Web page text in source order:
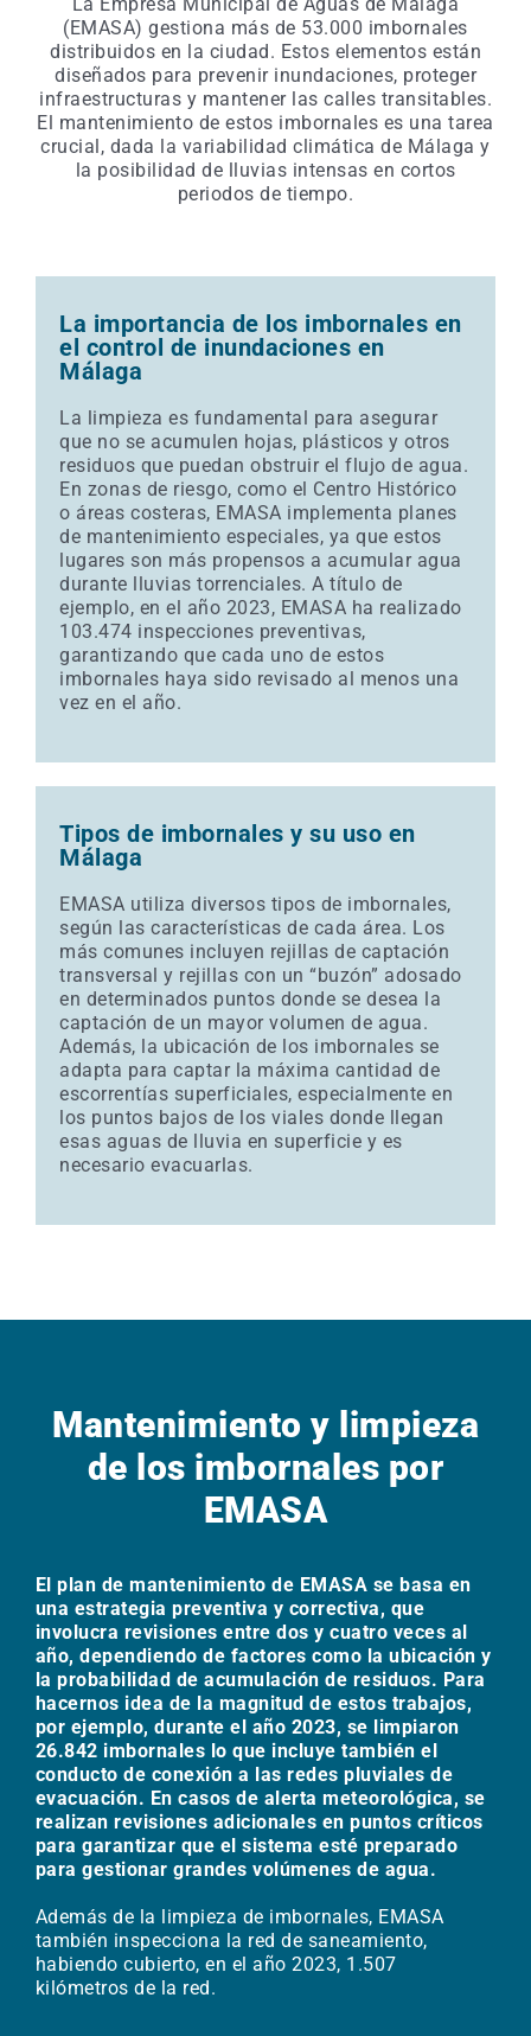
(EMASA) gestiona más de 53.000 imbornales
distribuidos en la ciudad. Estos elementos están
diseñados para prevenir inundaciones, proteger
infraestructuras y mantener las calles transitables.
El mantenimiento de estos imbornales es una tarea
crucial, dada la variabilidad climática de Málaga y
la posibilidad de lluvias intensas en cortos
periodos de tiempo.
La importancia de los imbornales en
el control de inundaciones en
Málaga
La limpieza es fundamental para asegurar
que no se acumulen hojas, plásticos y otros
residuos que puedan obstruir el flujo de agua.
En zonas de riesgo, como el Centro Histórico
o áreas costeras, EMASA implementa planes
de mantenimiento especiales, ya que estos
lugares son más propensos a acumular agua
durante lluvias torrenciales. A título de
ejemplo, en el año 2023, EMASA ha realizado
103.474 inspecciones preventivas,
garantizando que cada uno de estos
imbornales haya sido revisado al menos una
vez en el año.
Tipos de imbornales y su uso en
Málaga
EMASA utiliza diversos tipos de imbornales,
según las características de cada área. Los
más comunes incluyen rejillas de captación
transversal y rejillas con un “buzón” adosado
en determinados puntos donde se desea la
captación de un mayor volumen de agua.
Además, la ubicación de los imbornales se
adapta para captar la máxima cantidad de
escorrentías superficiales, especialmente en
los puntos bajos de los viales donde llegan
esas aguas de lluvia en superficie y es
necesario evacuarlas.
Mantenimiento y limpieza
de los imbornales por
EMASA
El plan de mantenimiento de EMASA se basa en
una estrategia preventiva y correctiva, que
involucra revisiones entre dos y cuatro veces al
año, dependiendo de factores como la ubicación y
la probabilidad de acumulación de residuos. Para
hacernos idea de la magnitud de estos trabajos,
por ejemplo, durante el año 2023, se limpiaron
26.842 imbornales lo que incluye también el
conducto de conexión a las redes pluviales de
evacuación. En casos de alerta meteorológica, se
realizan revisiones adicionales en puntos críticos
para garantizar que el sistema esté preparado
para gestionar grandes volúmenes de agua.
Además de la limpieza de imbornales, EMASA
también inspecciona la red de saneamiento,
habiendo cubierto, en el año 2023, 1.507
kilómetros de la red.